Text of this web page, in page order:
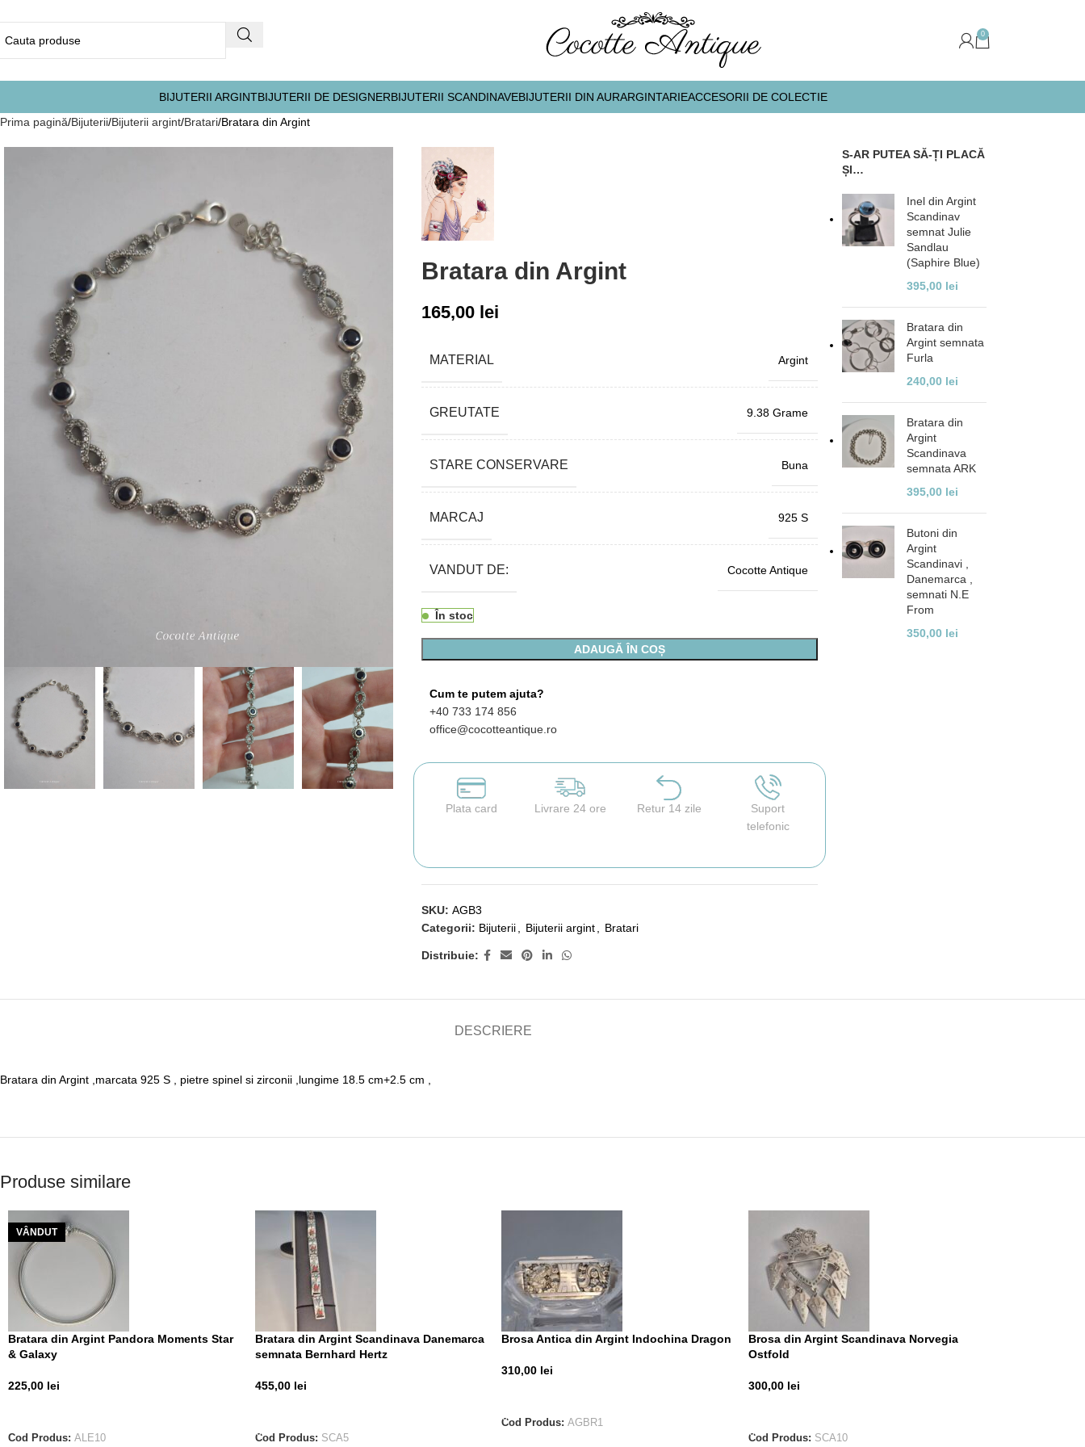
0
BIJUTERII ARGINTBIJUTERII DE DESIGNERBIJUTERII SCANDINAVEBIJUTERII DIN AURARGINTARIEACCESORII DE COLECTIE
Prima pagină Bijuterii Bijuterii argint Bratari Bratara din Argint
Bratara din Argint
165,00 lei
MATERIAL Argint
GREUTATE 9.38 Grame
STARE CONSERVARE Buna
MARCAJ 925 S
VANDUT DE: Cocotte Antique
În stoc
ADAUGĂ ÎN COȘ
Cum te putem ajuta?
+40 733 174 856
office@cocotteantique.ro
Plata card Livrare 24 ore Retur 14 zile
Suport
telefonic
SKU: AGB3
Categorii: Bijuterii Bijuterii argint Bratari
Distribuie:
S-AR PUTEA SĂ-ȚI PLACĂ
ȘI…
Inel din Argint
Scandinav
semnat Julie
Sandlau
(Saphire Blue)
395,00 lei
Bratara din
Argint semnata
Furla
240,00 lei
Bratara din
Argint
Scandinava
semnata ARK
395,00 lei
Butoni din
Argint
Scandinavi ,
Danemarca ,
semnati N.E
From
350,00 lei
DESCRIERE
Bratara din Argint ,marcata 925 S , pietre spinel si zirconii ,lungime 18.5 cm+2.5 cm ,
Produse similare
VÂNDUT
Bratara din Argint Pandora Moments Star
& Galaxy
225,00 lei
Cod Produs: ALE10
Bratara din Argint Scandinava Danemarca
semnata Bernhard Hertz
455,00 lei
Cod Produs: SCA5
Brosa Antica din Argint Indochina Dragon
310,00 lei
Cod Produs: AGBR1
Brosa din Argint Scandinava Norvegia
Ostfold
300,00 lei
Cod Produs: SCA10